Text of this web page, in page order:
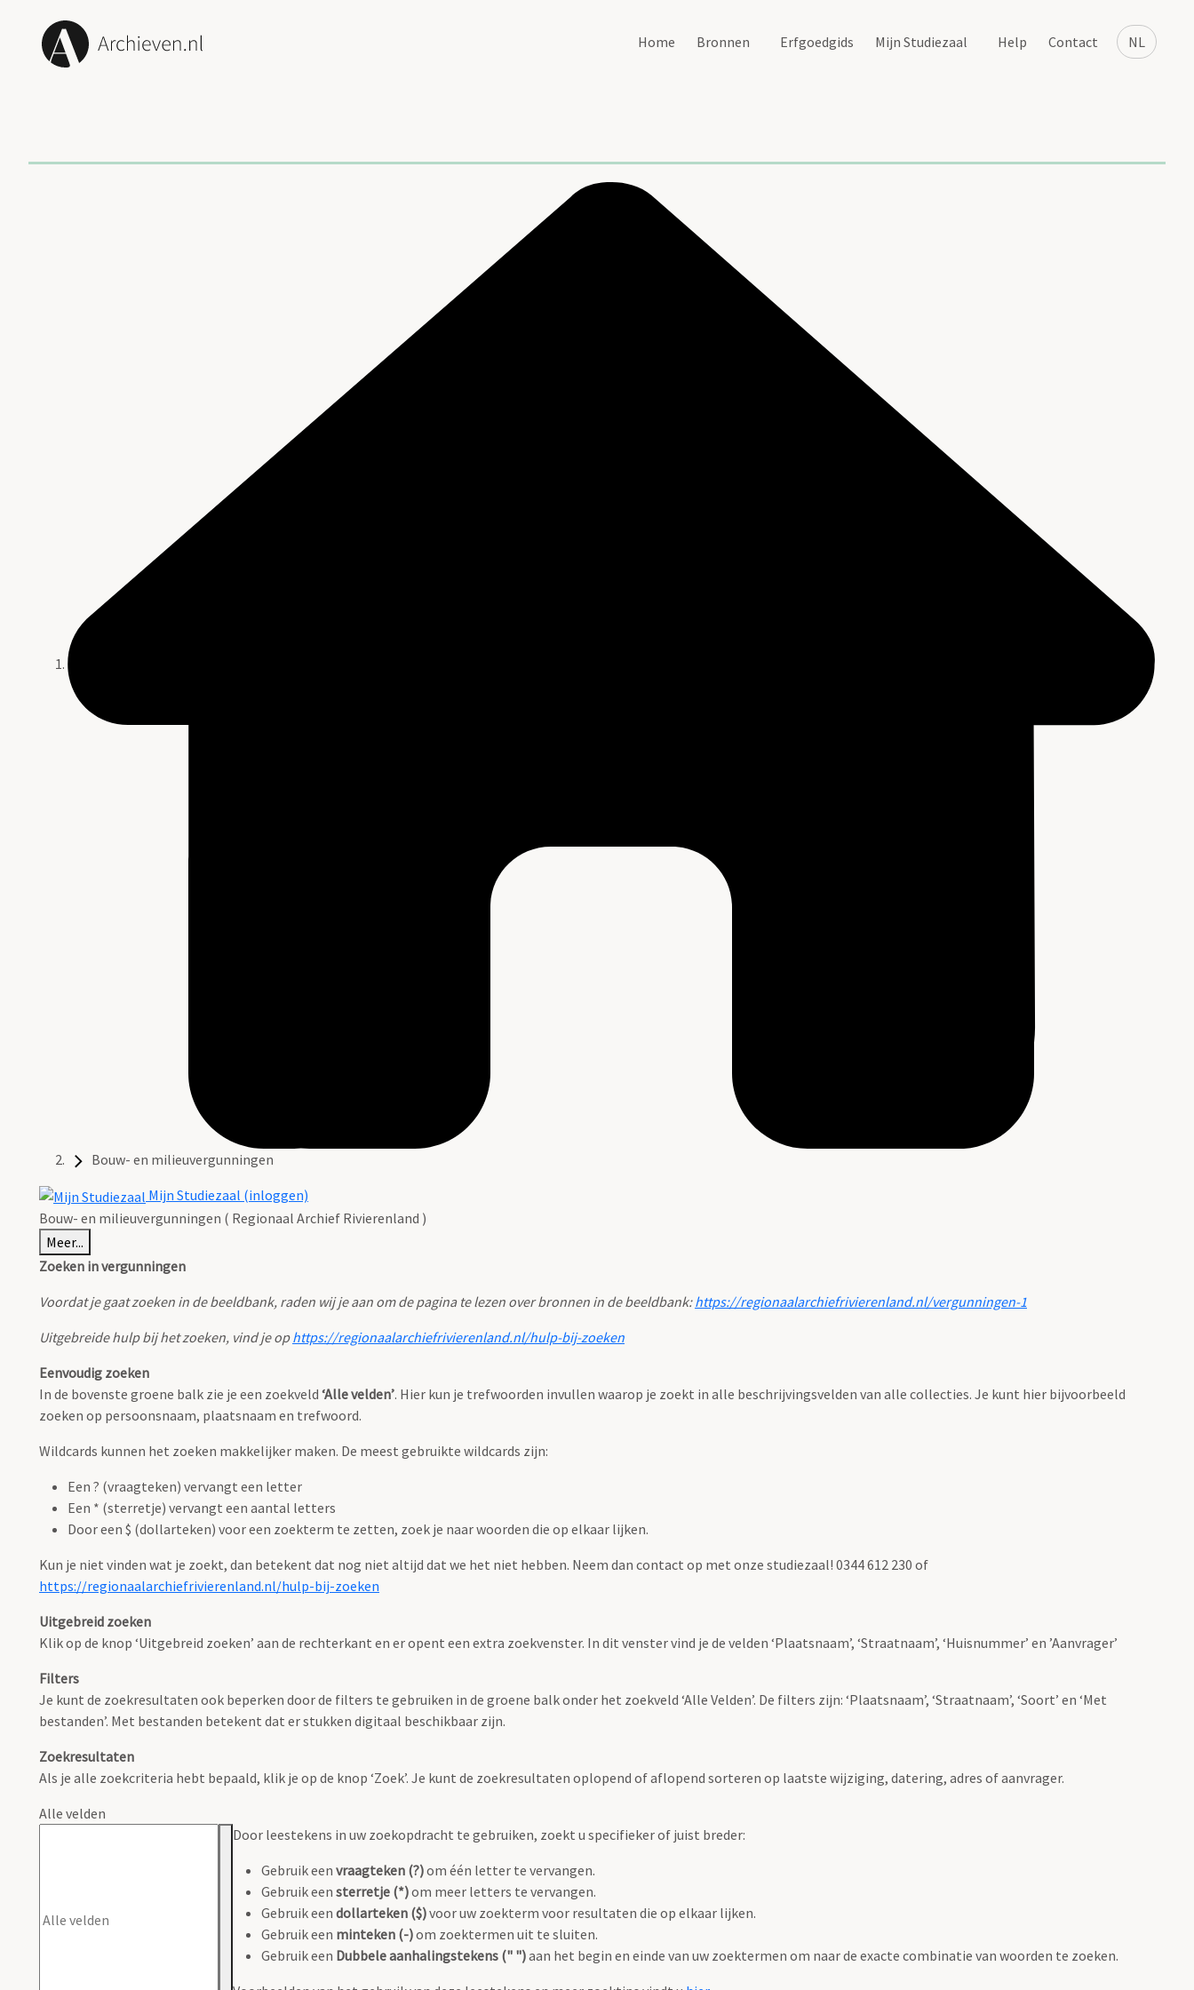
NL
Home Bronnen Erfgoedgids Mijn Studiezaal Help Contact
Bouw- en milieuvergunningen
Mijn Studiezaal (inloggen)
Bouw- en milieuvergunningen ( Regionaal Archief Rivierenland )
Meer...
Zoeken in vergunningen
Voordat je gaat zoeken in de beeldbank, raden wij je aan om de pagina te lezen over bronnen in de beeldbank:https://regionaalarchiefrivierenland.nl/vergunningen-1
Uitgebreide hulp bij het zoeken, vind je ophttps://regionaalarchiefrivierenland.nl/hulp-bij-zoeken
Eenvoudig zoeken
In de bovenste groene balk zie je een zoekveld ‘Alle velden’. Hier kun je trefwoorden invullen waarop je zoekt in alle beschrijvingsvelden van alle collecties. Je kunt hier bijvoorbeeld
zoeken op persoonsnaam, plaatsnaam en trefwoord.
Wildcards kunnen het zoeken makkelijker maken. De meest gebruikte wildcards zijn:
Een ? (vraagteken) vervangt een letter
Een * (sterretje) vervangt een aantal letters
Door een $ (dollarteken) voor een zoekterm te zetten, zoek je naar woorden die op elkaar lijken.
Kun je niet vinden wat je zoekt, dan betekent dat nog niet altijd dat we het niet hebben. Neem dan contact op met onze studiezaal! 0344 612 230 of
https://regionaalarchiefrivierenland.nl/hulp-bij-zoeken
Uitgebreid zoeken
Klik op de knop ‘Uitgebreid zoeken’ aan de rechterkant en er opent een extra zoekvenster. In dit venster vind je de velden ‘Plaatsnaam’, ‘Straatnaam’, ‘Huisnummer’ en ’Aanvrager’
Filters
Je kunt de zoekresultaten ook beperken door de filters te gebruiken in de groene balk onder het zoekveld ‘Alle Velden’. De filters zijn: ‘Plaatsnaam’, ‘Straatnaam’, ‘Soort’ en ‘Met
bestanden’. Met bestanden betekent dat er stukken digitaal beschikbaar zijn.
Zoekresultaten
Als je alle zoekcriteria hebt bepaald, klik je op de knop ‘Zoek’. Je kunt de zoekresultaten oplopend of aflopend sorteren op laatste wijziging, datering, adres of aanvrager.
Alle velden
Door leestekens in uw zoekopdracht te gebruiken, zoekt u specifieker of juist breder:
Gebruik een vraagteken (?)om één letter te vervangen.
Gebruik een sterretje (*)om meer letters te vervangen.
Gebruik een dollarteken ($)voor uw zoekterm voor resultaten die op elkaar lijken.
Gebruik een minteken (-)om zoektermen uit te sluiten.
Gebruik een Dubbele aanhalingstekens (" ")aan het begin en einde van uw zoektermen om naar de exacte combinatie van woorden te zoeken.